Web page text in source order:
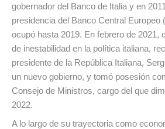
gobernador del Banco de Italia y en
presidencia del Banco Central Europeo
ocupó hasta 2019. En febrero de 2021,
de inestabilidad en la política italiana,
presidente de la República Italiana,
un nuevo gobierno, y tomó posesión
Consejo de Ministros, cargo del que
2022.
A lo largo de su trayectoria como